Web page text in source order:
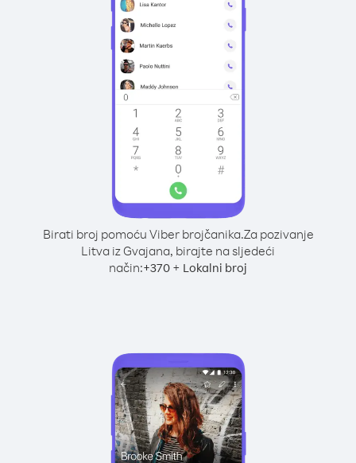
Birati broj pomoću Viber brojčanika.Za pozivanje
Litva iz Gvajana, birajte na sljedeći
način:+370 + Lokalni broj